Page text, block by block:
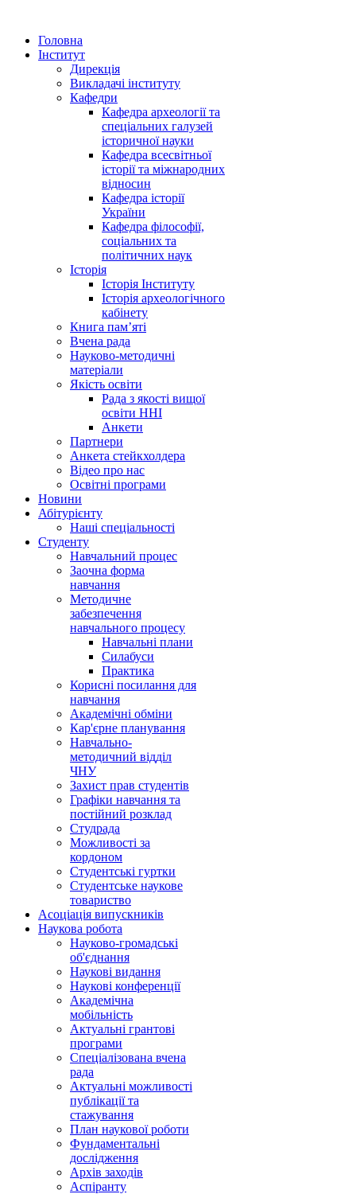
Головна
Інститут
Дирекція
Викладачі інституту
Кафедри
Кафедра археології та
спеціальних галузей
історичної науки
Кафедра всесвітньої
історії та міжнародних
відносин
Кафедра історії
України
Кафедра філософії,
соціальних та
політичних наук
Історія
Історія Інституту
Історія археологічного
кабінету
Книга памʼяті
Вчена рада
Науково-методичні
матеріали
Якість освіти
Рада з якості вищої
освіти ННІ
Анкети
Партнери
Анкета стейкхолдера
Відео про нас
Освітні програми
Hовини
Абітурієнту
Наші спеціальності
Студенту
Навчальний процес
Заочна форма
навчання
Методичне
забезпечення
навчального процесу
Навчальні плани
Силабуси
Практика
Корисні посилання для
навчання
Академічні обміни
Кар'єрне планування
Навчально-
методичний відділ
ЧНУ
Захист прав студентів
Графіки навчання та
постійний розклад
Студрада
Можливості за
кордоном
Студентські гуртки
Студентське наукове
товариство
Асоціація випускників
Наукова робота
Науково-громадські
об'єднання
Наукові видання
Наукові конференції
Академічна
мобільність
Актуальні грантові
програми
Спеціалізована вчена
рада
Актуальні можливості
публікації та
стажування
План наукової роботи
Фундаментальні
дослідження
Архів заходів
Аспіранту